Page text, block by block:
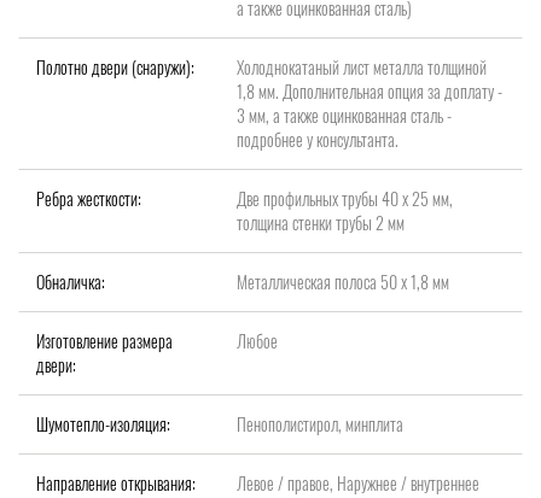
а также оцинкованная сталь)
Полотно двери (снаружи):
Холоднокатаный лист металла толщиной
1,8 мм. Дополнительная опция за доплату -
3 мм, а также оцинкованная сталь -
подробнее у консультанта.
Ребра жесткости:
Две профильных трубы 40 х 25 мм,
толщина стенки трубы 2 мм
Обналичка: Металлическая полоса 50 х 1,8 мм
Изготовление размера
двери:
Любое
Шумотепло-изоляция: Пенополистирол, минплита
Направление открывания: Левое / правое, Наружнее / внутреннее